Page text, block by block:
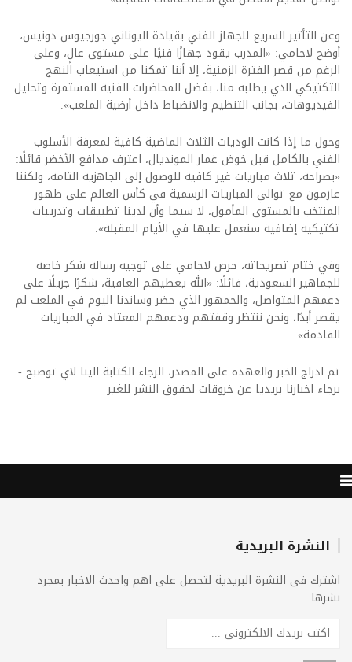
وعن التأثير السريع للجهاز الفني بقيادة اليوناني جورجيوس دونيس،
أوضح لاجامي: «المدرب يقود جهازًا فنيًا على مستوى عالٍ، وعلى
الرغم من قصر الفترة الزمنية، إلا أننا تمكنا من استيعاب النهج
التكتيكي الذي يطلبه منا، بفضل المحاضرات الفنية المستمرة وتحليل
الفيديوهات، بجانب التنظيم والانضباط داخل أرضية الملعب».
وحول ما إذا كانت الوديات الثلاث الماضية كافية لمعرفة الأسلوب
الفني بالكامل قبل خوض غمار المونديال، اعترف مدافع الأخضر قائلًا:
«بصراحة، ثلاث مباريات غير كافية للوصول إلى الجاهزية التامة، ولكننا
عازمون مع توالي المباريات الرسمية في كأس العالم على ظهور
المنتخب بالمستوى المأمول، لا سيما وأن لدينا تطبيقات وتدريبات
تكتيكية إضافية سنعمل عليها في الأيام المقبلة».
وفي ختام تصريحاته، حرص لاجامي على توجيه رسالة شكر خاصة
للجماهير السعودية، قائلًا: «الله يعطيهم العافية، شكرًا جزيلًا على
دعمهم المتواصل، والجمهور الذي حضر وساندنا اليوم في الملعب لم
يقصر أبدًا، ونحن ننتظر وقفتهم ودعمهم المعتاد في المباريات
القادمة».
تم ادراج الخبر والعهده على المصدر، الرجاء الكتابة الينا لاي توضبح -
برجاء اخبارنا بريديا عن خروقات لحقوق النشر للغير
النشرة البريدية
اشترك فى النشرة البريدية لتحصل على اهم واحدث الاخبار بمجرد
نشرها